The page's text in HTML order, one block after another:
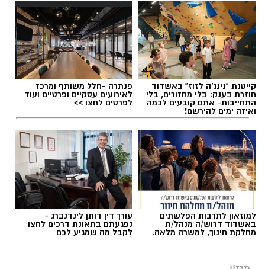
קייטנת "נינג'ה לזוז" באשדוד
חוזרת בענק: בלי מחזורים, בלי
התחייבות- אתם קובעים לכמה
ואיזה ימים להירשם!
פנתרה -חלל משותף ומרכז
לאירועים עסקיים ופרטיים ועוד
לפרטים לחצו >>
למוזאון לתרבות הפלשתים
באשדוד דרוש/ה מנהל/ת
מחלקת חינוך, למשרה מלאה.
עורך דין דותן לינדנברג -
נפגעתם בתאונת דרכים לחצו
לקבל מה שמגיע לכם